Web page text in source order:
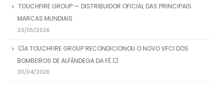
TOUCHFIRE GROUP — DISTRIBUIDOR OFICIAL DAS PRINCIPAIS
MARCAS MUNDIAIS
23/05/2026
💥A TOUCHFIRE GROUP RECONDICIONOU O NOVO VFCI DOS
BOMBEIROS DE ALFÂNDEGA DA FÉ 💥
30/04/2026